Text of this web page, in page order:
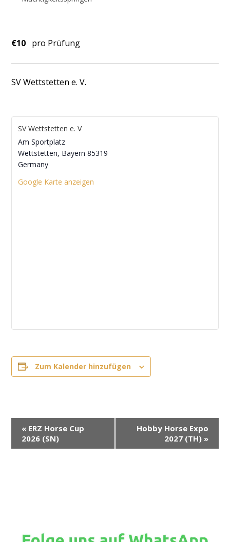
€10 pro Prüfung
SV Wettstetten e. V.
SV Wettstetten e. V
Am Sportplatz
Wettstetten, Bayern 85319
Germany
Google Karte anzeigen
Zum Kalender hinzufügen
r
« ERZ Horse Cup
2026 (SN)
Hobby Horse Expo
2027 (TH) »